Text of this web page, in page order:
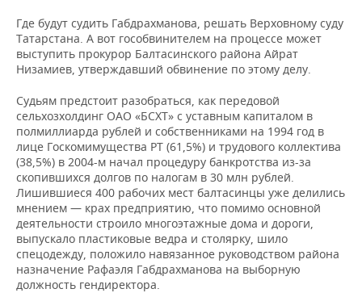
Где будут судить Габдрахманова, решать Верховному суду
Татарстана. А вот гособвинителем на процессе может
выступить прокурор Балтасинского района Айрат
Низамиев, утверждавший обвинение по этому делу.
Судьям предстоит разобраться, как передовой
сельхозхолдинг ОАО «БСХТ» с уставным капиталом в
полмиллиарда рублей и собственниками на 1994 год в
лице Госкомимущества РТ (61,5%) и трудового коллектива
(38,5%) в 2004-м начал процедуру банкротства из-за
скопившихся долгов по налогам в 30 млн рублей.
Лишившиеся 400 рабочих мест балтасинцы уже делились
мнением — крах предприятию, что помимо основной
деятельности строило многоэтажные дома и дороги,
выпускало пластиковые ведра и столярку, шило
спецодежду, положило навязанное руководством района
назначение Рафаэля Габдрахманова на выборную
должность гендиректора.